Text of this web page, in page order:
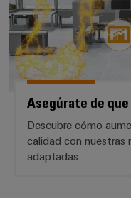
Asegúrate de
Descubre cómo
calidad con nuestras
adaptadas.